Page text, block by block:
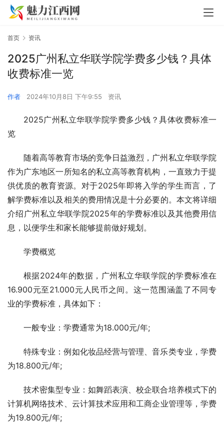
首页 资讯
2025广州私立华联学院学费多少钱？具体
收费标准一览
作者 2024年10月8日 下午9:55 资讯
2025广州私立华联学院学费多少钱？具体收费标准一
览
随着高等教育市场的竞争日益激烈，广州私立华联学院
作为广东地区一所知名的私立高等教育机构，一直致力于提
供优质的教育资源。对于2025年即将入学的学生而言，了
解学费标准以及相关的费用情况是十分必要的。本文将详细
介绍广州私立华联学院2025年的学费标准以及其他费用信
息，以便学生和家长能够提前做好规划。
学费概览
根据2024年的数据，广州私立华联学院的学费标准在
16.900元至21.000元人民币之间。这一范围涵盖了不同专
业的学费标准，具体如下：
一般专业：学费通常为18.000元/年;
特殊专业：例如化妆品经营与管理、音乐类专业，学费
为18.800元/年;
技术密集型专业：如舞蹈表演、校企联合培养模式下的
计算机网络技术、云计算技术应用和工商企业管理等，学费
为19.800元/年;